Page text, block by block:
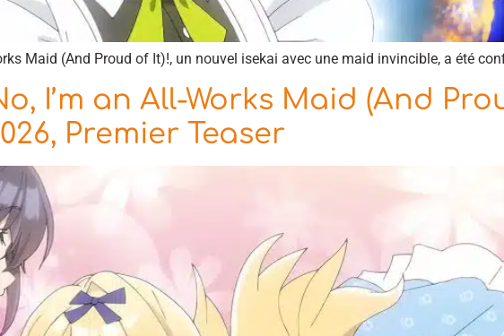
Maid (And Proud of It)!, un nouvel isekai avec une maid invincible, a été
I’m an All-Works Maid (And
Premier Teaser